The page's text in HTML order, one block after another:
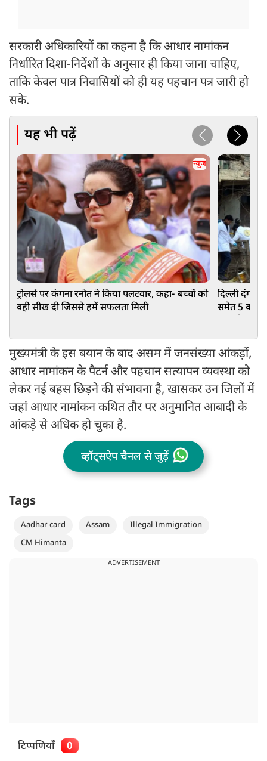
सरकारी अधिकारियों का कहना है कि आधार नामांकन
निर्धारित दिशा-निर्देशों के अनुसार ही किया जाना चाहिए,
ताकि केवल पात्र निवासियों को ही यह पहचान पत्र जारी हो
सके.
यह भी पढ़ें
न्यूज
ट्रोलर्स पर कंगना रनौत ने किया पलटवार, कहा- बच्चों को
वही सीख दी जिससे हमें सफलता मिली
दिल्ली दंगा:
समेत 5 को
मुख्यमंत्री के इस बयान के बाद असम में जनसंख्या आंकड़ों,
आधार नामांकन के पैटर्न और पहचान सत्यापन व्यवस्था को
लेकर नई बहस छिड़ने की संभावना है, खासकर उन जिलों में
जहां आधार नामांकन कथित तौर पर अनुमानित आबादी के
आंकड़े से अधिक हो चुका है.
व्हॉट्सऐप चैनल से जुड़ें
Tags
Aadhar card Assam
Illegal Immigration
CM Himanta
ADVERTISEMENT
टिप्पणियाँ 0